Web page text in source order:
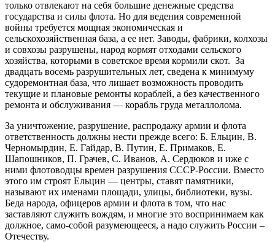
только отвлекают на себя большие денежные средства
государства и силы флота. Но для ведения современной
войны требуется мощная экономическая и
сельскохозяйственная база, а ее нет. Заводы, фабрики, колхозы
и совхозы разрушены, народ кормят отходами сельского
хозяйства, которыми в советское время кормили скот. За
двадцать восемь разрушительных лет, сведена к минимуму
судоремонтная база, что лишает возможность проводить
текущие и плановые ремонты кораблей, а без качественного
ремонта и обслуживания — корабль груда металлолома.
За уничтожение, разрушение, распродажу армии и флота
ответственность должны нести прежде всего: Б. Ельцин, В.
Черномырдин, Е. Гайдар, В. Путин, Е. Примаков, Е.
Шапошников, П. Грачев, С. Иванов, А. Сердюков и иже с
ними флотоводцы времен разрушения СССР-России. Вместо
этого им строят Ельцин — центры, ставят памятники,
называют их именами площади, улицы, библиотеки, вузы.
Беда народа, офицеров армии и флота в том, что нас
заставляют служить вождям, и многие это воспринимаем как
должное, само-собой разумеющееся, а надо служить России –
Отечеству.